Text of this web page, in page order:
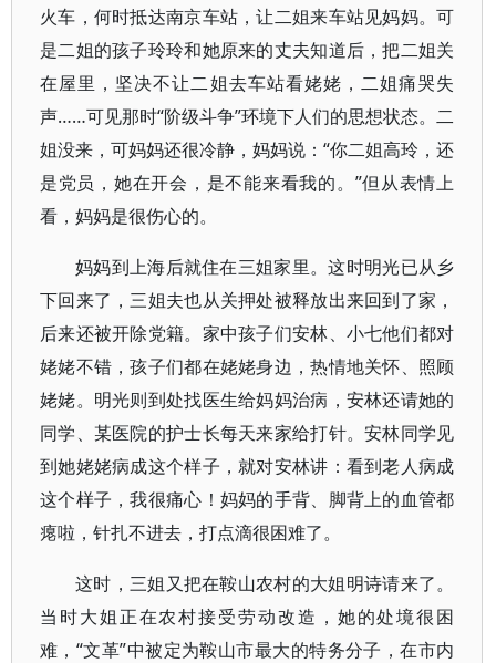
火车，何时抵达南京车站，让二姐来车站见妈妈。可
是二姐的孩子玲玲和她原来的丈夫知道后，把二姐关
在屋里，坚决不让二姐去车站看姥姥，二姐痛哭失
声……可见那时“阶级斗争”环境下人们的思想状态。二
姐没来，可妈妈还很冷静，妈妈说：“你二姐高玲，还
是党员，她在开会，是不能来看我的。”但从表情上
看，妈妈是很伤心的。
妈妈到上海后就住在三姐家里。这时明光已从乡
下回来了，三姐夫也从关押处被释放出来回到了家，
后来还被开除党籍。家中孩子们安林、小七他们都对
姥姥不错，孩子们都在姥姥身边，热情地关怀、照顾
姥姥。明光则到处找医生给妈妈治病，安林还请她的
同学、某医院的护士长每天来家给打针。安林同学见
到她姥姥病成这个样子，就对安林讲：看到老人病成
这个样子，我很痛心！妈妈的手背、脚背上的血管都
瘪啦，针扎不进去，打点滴很困难了。
这时，三姐又把在鞍山农村的大姐明诗请来了。
当时大姐正在农村接受劳动改造，她的处境很困
难，“文革”中被定为鞍山市最大的特务分子，在市内